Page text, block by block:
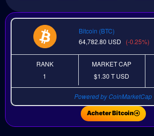
Bitcoin (BTC)
64,782.80 USD (-0.25%)
RANK
1
MARKET CAP
$1.30 TUSD
Powered by CoinMarketCap
Acheter Bitcoin